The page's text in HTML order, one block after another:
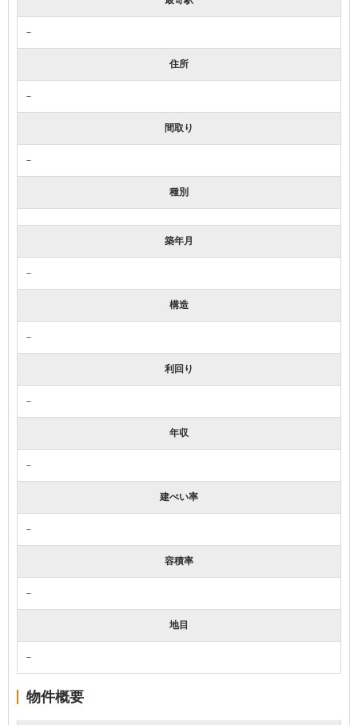
－
住所
－
間取り
－
種別
築年月
－
構造
－
利回り
－
年収
－
建ぺい率
－
容積率
－
地目
－
物件概要